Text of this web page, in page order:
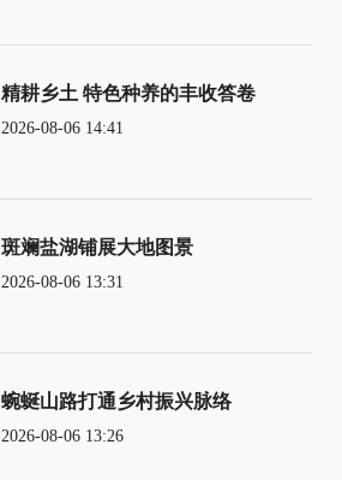
精耕乡土 特色种养的丰收答卷
2026-08-06 14:41
斑斓盐湖铺展大地图景
2026-08-06 13:31
蜿蜒山路打通乡村振兴脉络
2026-08-06 13:26